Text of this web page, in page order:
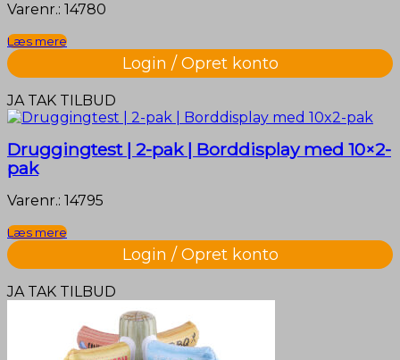
Varenr.: 14780
Læs mere
Login / Opret konto
JA TAK TILBUD
Druggingtest | 2-pak | Borddisplay med 10×2-
pak
Varenr.: 14795
Læs mere
Login / Opret konto
JA TAK TILBUD